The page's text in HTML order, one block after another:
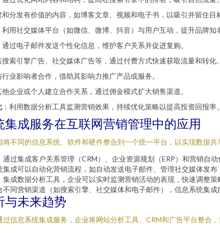
和分发有价值的内容，如博客文章、视频和电子书，以吸引并留住目
利用社交媒体平台（如微信、微博、抖音）与用户互动，提升品牌知
通过电子邮件发送个性化信息，维护客户关系并促进复购。
搜索引擎广告、社交媒体广告等，通过付费方式快速获取流量和转化。
行业影响者合作，借助其影响力推广产品或服务。
他企业或个人建立合作关系，通过佣金模式扩大销售渠道。
：利用数据分析工具监测营销效果，持续优化策略以提高投资回报率。
集成服务在互联网营销管理中的应用
不同的信息系统、软件和硬件整合到一个统一平台，以实现数据
通过集成客户关系管理（CRM）、企业资源规划（ERP）和营销自
集成可以自动化营销流程，如自动发送电子邮件、管理社交媒体发布
集成数据分析工具，企业可以实时监测营销活动的表现，快速调整策
不同营销渠道（如搜索引擎、社交媒体和电子邮件），信息系统集
与未来趋势
信息系统集成服务，企业将网站分析工具、CRM和广告平台整合